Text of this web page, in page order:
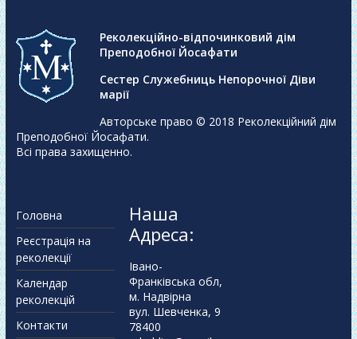
Реколекційно-відпочинковий дім
Преподобної Йосафати
Сестер Служебниць Непорочної Діви
марії
Авторське право © 2018 Реколекційний дім
Преподобної Йосафати.
Всі права захищенно.
Головна
Реєстрація на
реколекції
Календар
реколекцій
Контакти
Наша
Адреса:
Івано-
Франківська обл,
м. Надвірна
вул. Шевченка, 9
78400